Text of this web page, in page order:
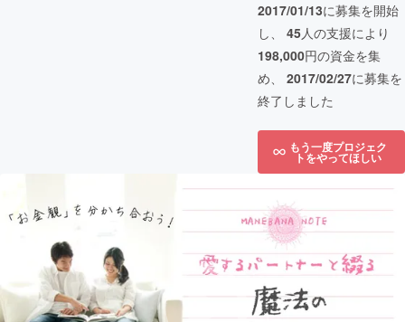
2017/01/13に募集を開始
し、 45人の支援により
198,000円の資金を集
め、 2017/02/27に募集を
終了しました
もう一度プロジェク
トをやってほしい